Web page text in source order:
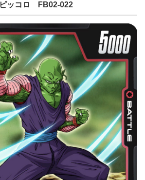
ピッコロ FB02-022